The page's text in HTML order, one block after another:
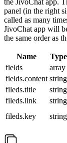
the JivoChat app.
panel (in the right
called as many
JivoChat app will
the same order as
Name Type
fields
array
fields.content string
fileds.title
string
fileds.link
string
fileds.key
string